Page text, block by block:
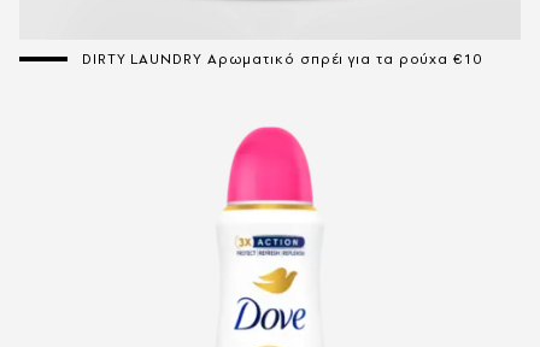
DIRTY LAUNDRY Αρωματικό σπρέι για τα ρούχα €10